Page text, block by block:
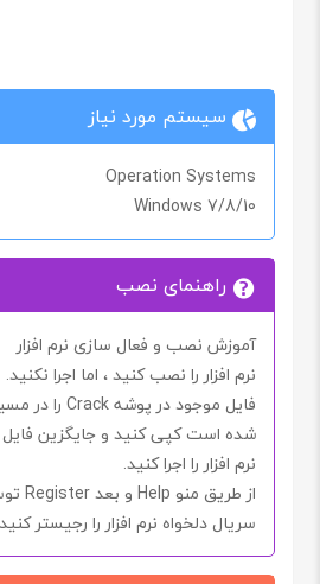
سیستم مورد نیاز
Operation Systems
Windows 7/8/10
راهنمای نصب
آموزش نصب و فعال سازی نرم افزار
نرم افزار را نصب کنید ، اما اجرا نکنید.
فایل موجود در پوشهCrack را در
شده است کپی کنید و جایگزین فایل
نرم افزار را اجرا کنید.
از طریق منو Help و بعدRegister
سریالدلخواه نرم افزار را رجیستر